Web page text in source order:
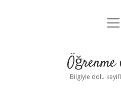
Yasal
Öğrenme
Bilgiyle dolu